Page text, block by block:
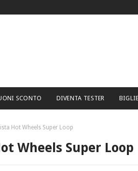
SCONTO DIVENTA TESTER
Hot Wheels Super Loop
Wheels Super Loop